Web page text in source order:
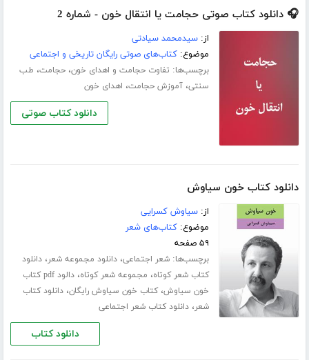
🎧 دانلود کتاب صوتی حجامت یا انتقال خون - شماره 2
از:سیدمحمد سیادتی
موضوع:کتاب‌های صوتی رایگان تاریخی و اجتماعی
برچسب‌ها: تفاوت حجامت و اهدای خون،حجامت، طب
سنتی،آموزش حجامت، اهدای خون
دانلود کتاب صوتی
دانلود کتاب خون سیاوش
از:سیاوش کسرایی
موضوع:کتاب‌های شعر
۵۹ صفحه
برچسب‌ها:شعر اجتماعی،دانلود مجموعه شعر،دانلود
کتاب شعر کوتاه، مجموعه شعر کوتاه،
دالود pdf کتاب
خون سیاوش،کتاب خون سیاوش رایگان،دانلود کتاب
شعر،دانلود کتاب شعر اجتماعی
دانلود کتاب